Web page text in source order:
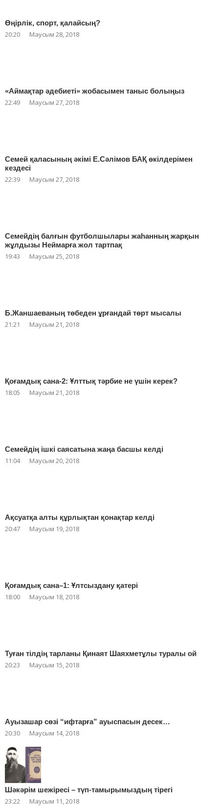
Өңірлік, спорт, қалайсың?
20:20 Маусым 28, 2018
«Аймақтар әдебиеті» жобасымен таныс болыңыз
22:49 Маусым 27, 2018
Семей қаласының әкімі Е.Сәлімов БАҚ өкілдерімен
кездесі
22:39 Маусым 27, 2018
Семейдің балғын футболшылары жаһанның жарқын
жұлдызы Неймарға жол тартпақ
19:43 Маусым 25, 2018
Б.Жаншаеваның төбеден ұрғандай төрт мысалы
21:21 Маусым 21, 2018
Қоғамдық сана-2: Ұлттық тәрбие не үшін керек?
18:05 Маусым 21, 2018
Семейдің ішкі саясатына жаңа басшы келді
11:04 Маусым 20, 2018
Ақсуатқа алты құрлықтан қонақтар келді
20:47 Маусым 19, 2018
Қоғамдық сана–1: Ұлтсыздану қатері
18:00 Маусым 18, 2018
Туған тілдің тарланы Қинаят Шаяхметұлы туралы ой
20:23 Маусым 15, 2018
Ауызашар сөзі “ифтарға” ауыспасын десек…
20:30 Маусым 14, 2018
Шәкәрім шежіресі – түп-тамырымыздың тірегі
23:22 Маусым 11, 2018